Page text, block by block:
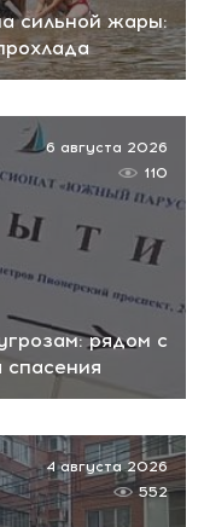
сильной жары:
рядом с
спасения
6 августа 2026
110
4 августа 2026
552